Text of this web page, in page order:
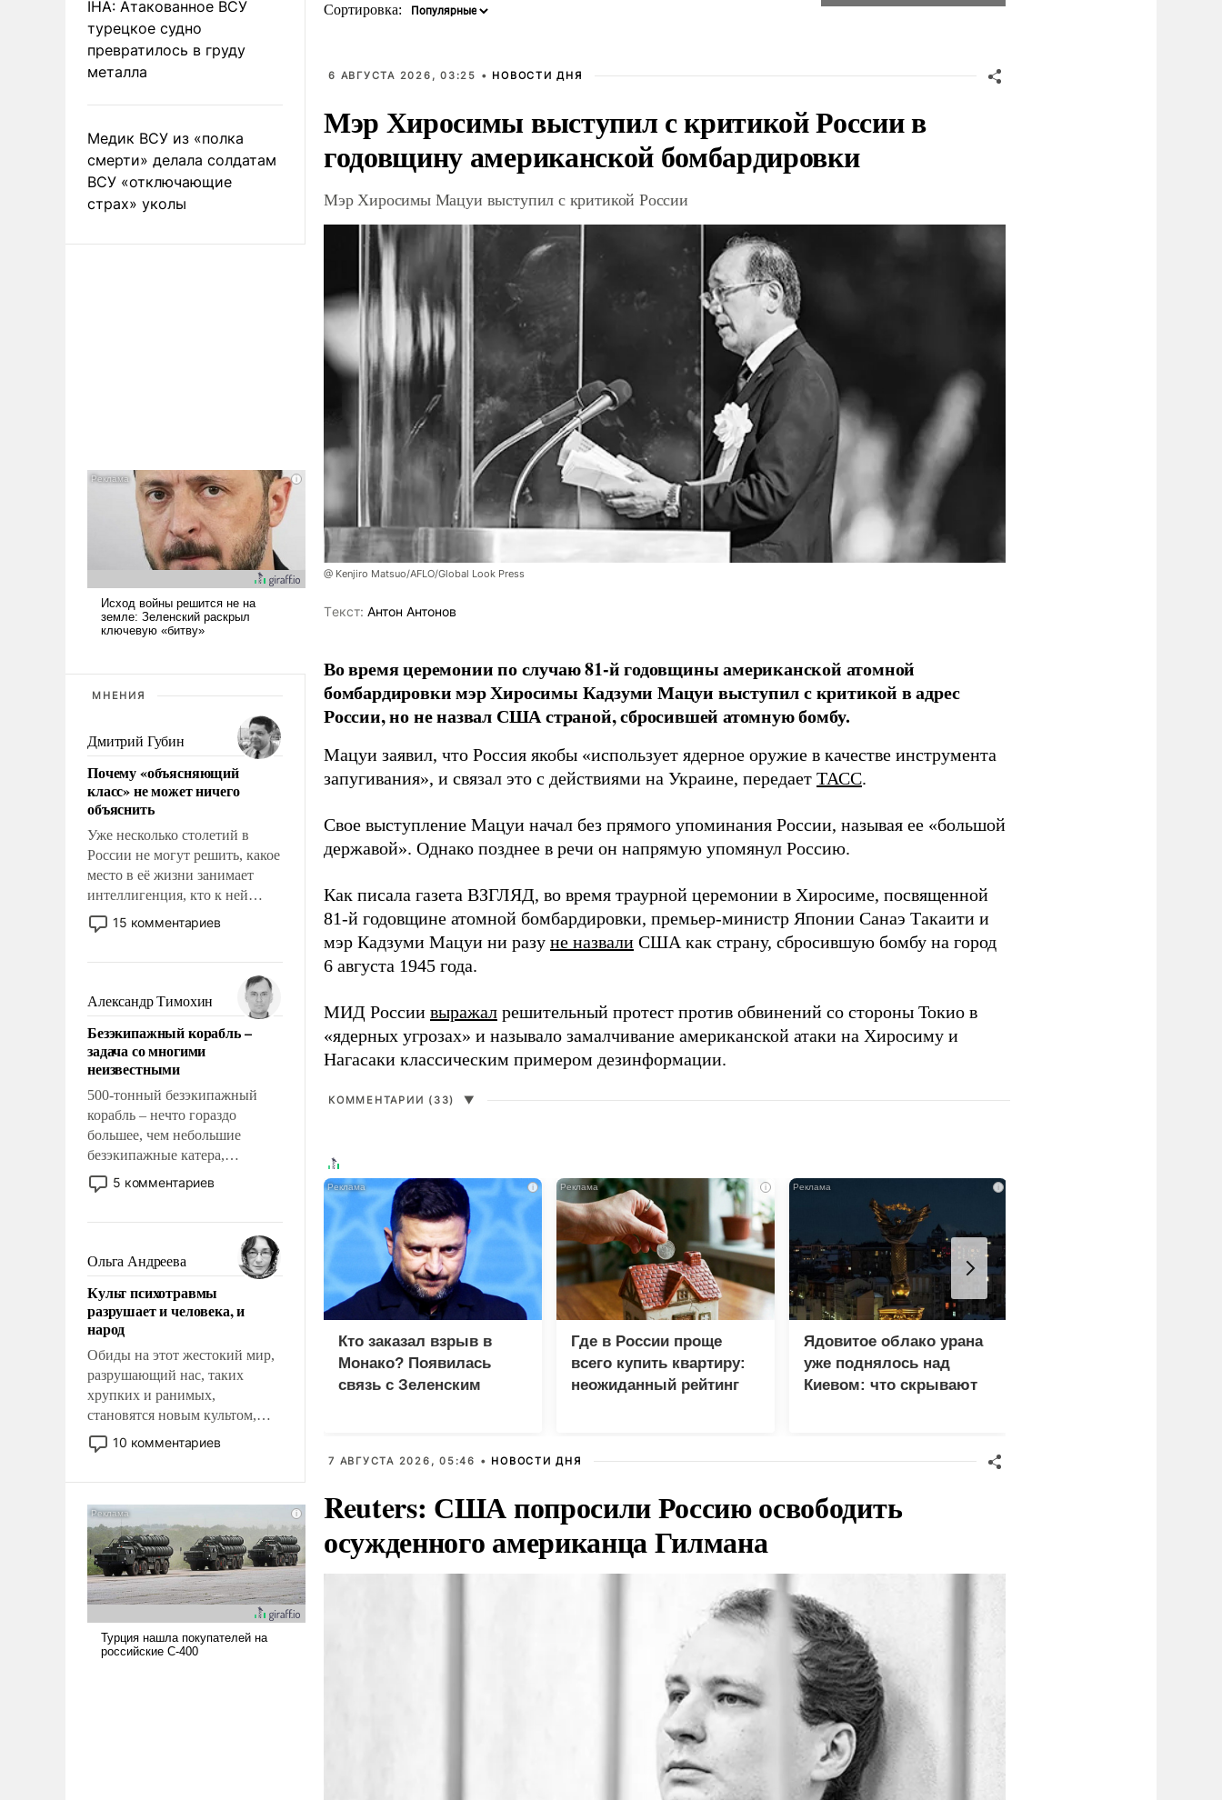
IHA: Атакованное ВСУ
турецкое судно
превратилось в груду
металла
Медик ВСУ из «полка
смерти» делала солдатам
ВСУ «отключающие
страх» уколы
МНЕНИЯ
Дмитрий Губин
Почему «объясняющий
класс» не может ничего
объяснить
Уже несколько столетий в
России не могут решить, какое
место в её жизни занимает
интеллигенция, кто к ней
принадлежит, а кого из неё
исключили с правом
чем она отличается от просто
образованных людей. Иногда
казалось, что эти вопросы
решены раз и навсегда, но –
нет, не решены.
15 комментариев
Александр Тимохин
Безэкипажный корабль –
задача со многими
неизвестными
500-тонный безэкипажный
корабль – нечто гораздо
большее, чем небольшие
безэкипажные катера,
применение которых уже
стало обыденностью. Задача по
сложна и амбициозна. Однако
и ее реализация радикально
поднимет наши боевые
возможности.
5 комментариев
Ольга Андреева
Культ психотравмы
разрушает и человека, и
народ
Обиды на этот жестокий мир,
разрушающий нас, таких
хрупких и ранимых,
становятся новым культом,
постепенно вытесняя и
отменяя традиционное
ударами судьбы, брать на себя
ответственность, помогать
слабым, идти вперед и
адаптироваться.
10 комментариев
Сортировка:
6 АВГУСТА 2026, 03:25 • НОВОСТИ ДНЯ
Мэр Хиросимы выступил с критикой России в
годовщину американской бомбардировки
Мэр Хиросимы Мацуи выступил с критикой России
@ Kenjiro Matsuo/AFLO/Global Look Press
Tекст: Антон Антонов
Во время церемонии по случаю 81-й годовщины американской атомной
бомбардировки мэр Хиросимы Кадзуми Мацуи выступил с критикой в адрес
России, но не назвал США страной, сбросившей атомную бомбу.
Мацуи заявил, что Россия якобы «использует ядерное оружие в качестве инструмента
запугивания», и связал это с действиями на Украине, передает ТАСС.
Свое выступление Мацуи начал без прямого упоминания России, называя ее «большой
державой». Однако позднее в речи он напрямую упомянул Россию.
Как писала газета ВЗГЛЯД, во время траурной церемонии в Хиросиме, посвященной
81-й годовщине атомной бомбардировки, премьер-министр Японии Санаэ Такаити и
мэр Кадзуми Мацуи ни разу не назвали США как страну, сбросившую бомбу на город
6 августа 1945 года.
МИД России выражал решительный протест против обвинений со стороны Токио в
«ядерных угрозах» и называло замалчивание американской атаки на Хиросиму и
Нагасаки классическим примером дезинформации.
КОММЕНТАРИИ (33) ▼
i
Кто заказал взрыв в
Монако? Появилась
связь с Зеленским
i
Где в России проще
всего купить квартиру:
неожиданный рейтинг
i
Ядовитое облако урана
уже поднялось над
Киевом: что скрывают
7 АВГУСТА 2026, 05:46 • НОВОСТИ ДНЯ
Reuters: США попросили Россию освободить
осужденного американца Гилмана